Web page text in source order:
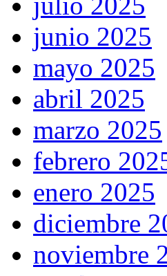
junio 2025
mayo 2025
abril 2025
marzo 2025
febrero
enero 2025
diciembre
noviembre